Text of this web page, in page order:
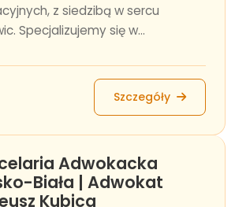
z siedzibą w sercu
Specjalizujemy się w...
Szczegóły
Adwokacka
Biała | Adwokat
Kubica